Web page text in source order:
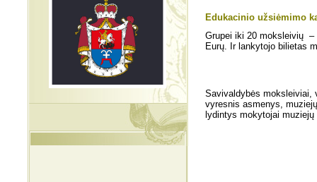
Edukacinio užsiėmimo
Grupei iki 20 moksleivių –
Eurų. Ir lankytojo bilietas
Savivaldybės moksleiviai,
vyresnis asmenys,
lydintys mokytojai